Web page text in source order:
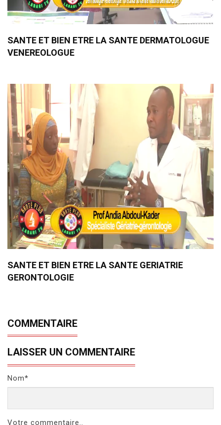
SANTE ET BIEN ETRE LA SANTE DERMATOLOGUE
VENEREOLOGUE
SANTE ET BIEN ETRE LA SANTE GERIATRIE
GERONTOLOGIE
COMMENTAIRE
LAISSER UN COMMENTAIRE
Nom*
Votre commentaire..